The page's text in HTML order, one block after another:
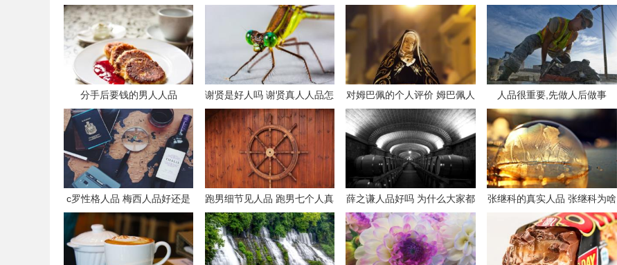
分手后要钱的男人人品
谢贤是好人吗 谢贤真人人品怎
样
对姆巴佩的个人评价 姆巴佩人
品
人品很重要,先做人后做事
c罗性格人品 梅西人品好还是
C罗好
跑男细节见人品 跑男七个人真
实人品
薛之谦人品好吗 为什么大家都
说薛之谦人品好
张继科的真实人品 张继科为啥
那么坏